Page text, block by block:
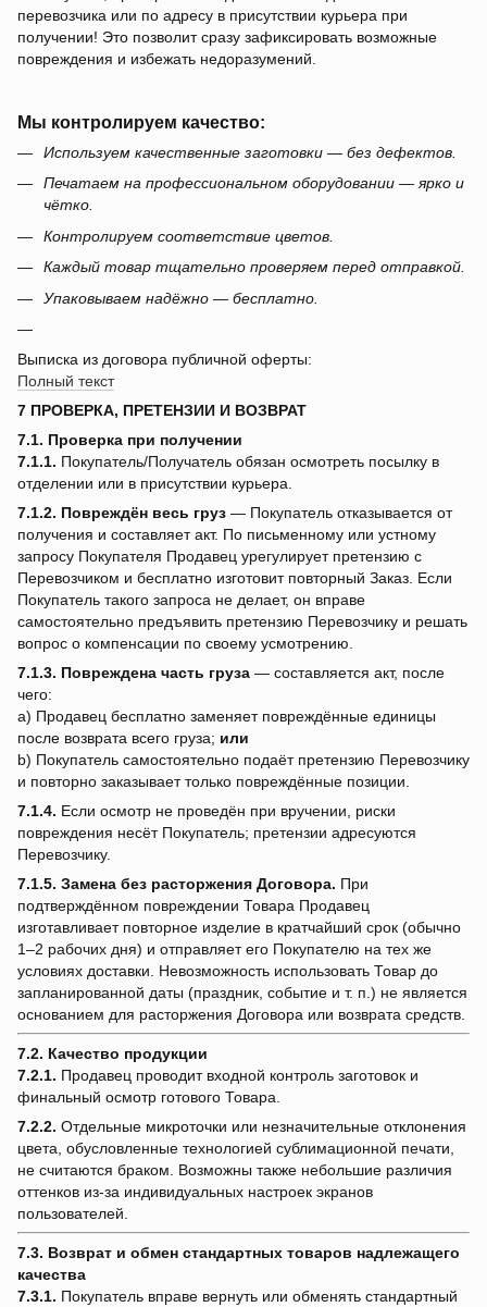
перевозчика или по адресу в присутствии курьера при
получении! Это позволит сразу зафиксировать возможные
повреждения и избежать недоразумений.
Мы контролируем качество:
Используем качественные заготовки — без дефектов.
Печатаем на профессиональном оборудовании — ярко и
чётко.
Контролируем соответствие цветов.
Каждый товар тщательно проверяем перед отправкой.
Упаковываем надёжно — бесплатно.
Выписка из договора публичной оферты:
Полный текст
7 ПРОВЕРКА, ПРЕТЕНЗИИ И ВОЗВРАТ
7.1. Проверка при получении
7.1.1. Покупатель/Получатель обязан осмотреть посылку в
отделении или в присутствии курьера.
7.1.2. Повреждён весь груз — Покупатель отказывается от
получения и составляет акт. По письменному или устному
запросу Покупателя Продавец урегулирует претензию с
Перевозчиком и бесплатно изготовит повторный Заказ. Если
Покупатель такого запроса не делает, он вправе
самостоятельно предъявить претензию Перевозчику и решать
вопрос о компенсации по своему усмотрению.
7.1.3. Повреждена часть груза — составляется акт, после
чего:
a) Продавец бесплатно заменяет повреждённые единицы
после возврата всего груза; или
b) Покупатель самостоятельно подаёт претензию Перевозчику
и повторно заказывает только повреждённые позиции.
7.1.4. Если осмотр не проведён при вручении, риски
повреждения несёт Покупатель; претензии адресуются
Перевозчику.
7.1.5. Замена без расторжения Договора. При
подтверждённом повреждении Товара Продавец
изготавливает повторное изделие в кратчайший срок (обычно
1–2 рабочих дня) и отправляет его Покупателю на тех же
условиях доставки. Невозможность использовать Товар до
запланированной даты (праздник, событие и т. п.) не является
основанием для расторжения Договора или возврата средств.
7.2. Качество продукции
7.2.1. Продавец проводит входной контроль заготовок и
финальный осмотр готового Товара.
7.2.2. Отдельные микроточки или незначительные отклонения
цвета, обусловленные технологией сублимационной печати,
не считаются браком. Возможны также небольшие различия
оттенков из-за индивидуальных настроек экранов
пользователей.
7.3. Возврат и обмен стандартных товаров надлежащего
качества
7.3.1. Покупатель вправе вернуть или обменять стандартный